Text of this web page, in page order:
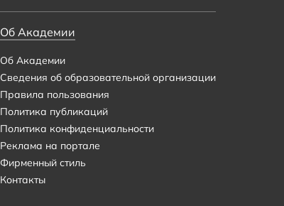
Об Академии
Об Академии
Сведения об образовательной организации
Правила пользования
Политика публикаций
Политика конфиденциальности
Реклама на портале
Фирменный стиль
Контакты